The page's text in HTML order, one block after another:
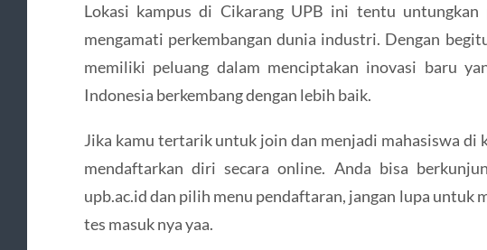
Lokasi kampus di Cikarang UPB ini tentu untungkan
mengamati perkembangan dunia industri. Dengan
memiliki peluang dalam menciptakan inovasi baru
Indonesia berkembang dengan lebih baik.
Jika kamu tertarik untuk join dan menjadi mahasiswa di
mendaftarkan diri secara online. Anda bisa
upb.ac.id dan pilih menu pendaftaran, jangan lupa untuk
tes masuk nya yaa.